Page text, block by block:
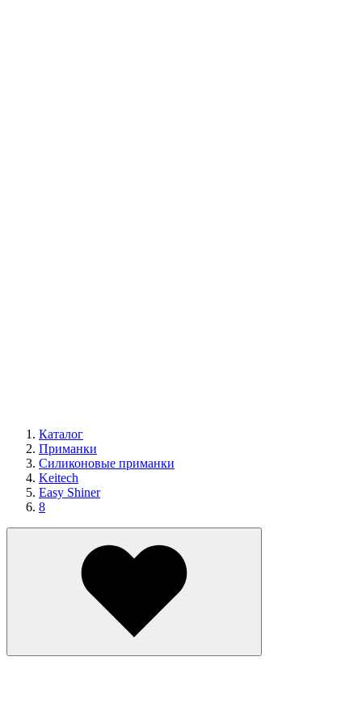
Каталог
Приманки
Силиконовые приманки
Keitech
Easy Shiner
8